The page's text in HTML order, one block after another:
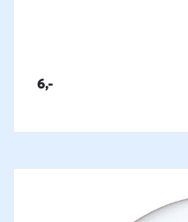
6,-